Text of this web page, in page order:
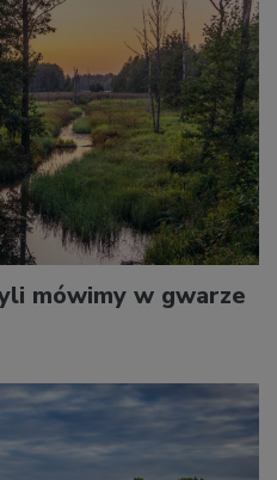
mówimy w gwarze